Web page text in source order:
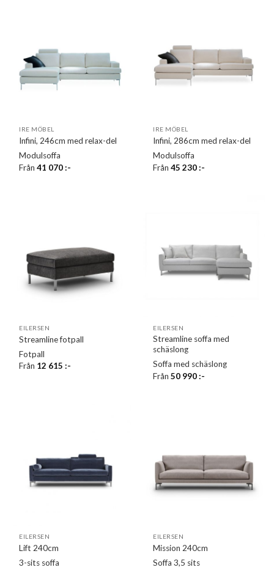
IRE MÖBEL
Infini, 246cm med relax-del
Modulsoffa
Från41 070:-
IRE MÖBEL
Infini, 286cm med relax-del
Modulsoffa
Från45 230:-
EILERSEN
Streamline fotpall
Fotpall
Från 12 615:-
EILERSEN
Streamline soffa med
schäslong
Soffa med schäslong
Från50 990:-
EILERSEN
Lift 240cm
3-sits soffa
EILERSEN
Mission 240cm
Soffa 3,5 sits